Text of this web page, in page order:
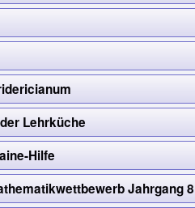
Lehrküche
Hilfe
Jahrgang 8